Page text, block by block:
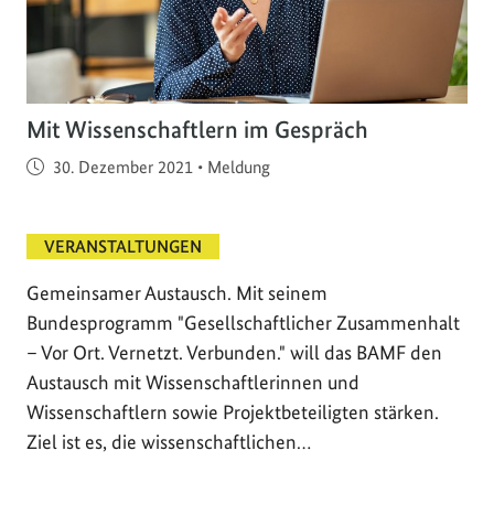
Mit Wissenschaftlern im Gespräch
Veröffentlicht am
30. Dezember 2021 • Meldung
VERANSTALTUNGEN
Gemeinsamer Austausch. Mit seinem
Bundesprogramm "Gesellschaftlicher Zusammenhalt
– Vor Ort. Vernetzt. Verbunden." will das BAMF den
Austausch mit Wissenschaftlerinnen und
Wissenschaftlern sowie Projektbeteiligten stärken.
Ziel ist es, die wissenschaftlichen…